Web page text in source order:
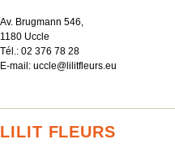
Av. Brugmann 546,
1180 Uccle
Tél.: 02 376 78 28
E-mail: uccle@lilitfleurs.eu
LILIT FLEURS